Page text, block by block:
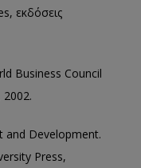
εκδόσεις
Business Council
and Development.
Press,